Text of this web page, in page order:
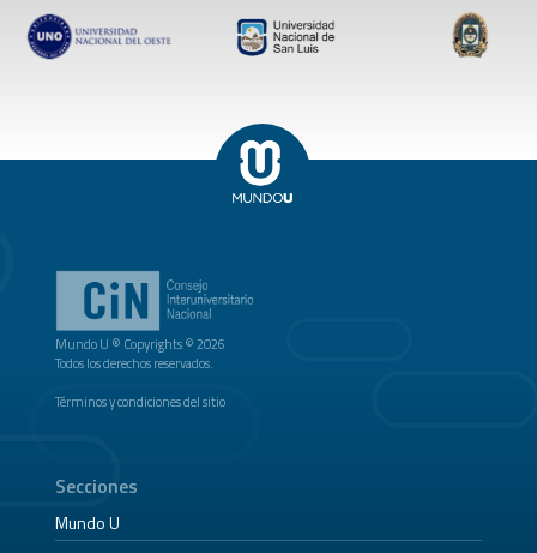
Mundo U ® Copyrights © 2026
Todos los derechos reservados.
Términos y condiciones del sitio
Secciones
Mundo U